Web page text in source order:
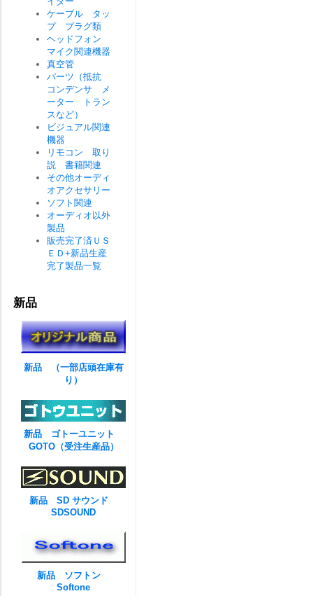
ケーブル タッ
プ プラグ類
ヘッドフォン
マイク関連機器
真空管
パーツ（抵抗
コンデンサ メ
ーター トラン
スなど）
ビジュアル関連
機器
リモコン 取り
説 書籍関連
その他オーディ
オアクセサリー
ソフト関連
オーディオ以外
製品
販売完了済ＵＳ
ＥＤ+新品生産
完了製品一覧
新品
新品 （一部店頭在庫有
り）
新品 ゴトーユニット
GOTO（受注生産品）
新品 SD サウンド
SDSOUND
新品 ソフトン
Softone